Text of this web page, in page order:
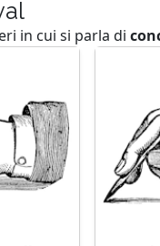
in cui si parla di